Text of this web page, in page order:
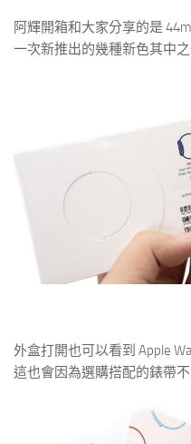
阿輝開箱和大家分享的是
一次新推出的幾種新色其中
外盒打開也可以看到 Apple
這也會因為選購搭配的錶帶